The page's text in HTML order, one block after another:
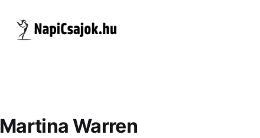
Martina Warren